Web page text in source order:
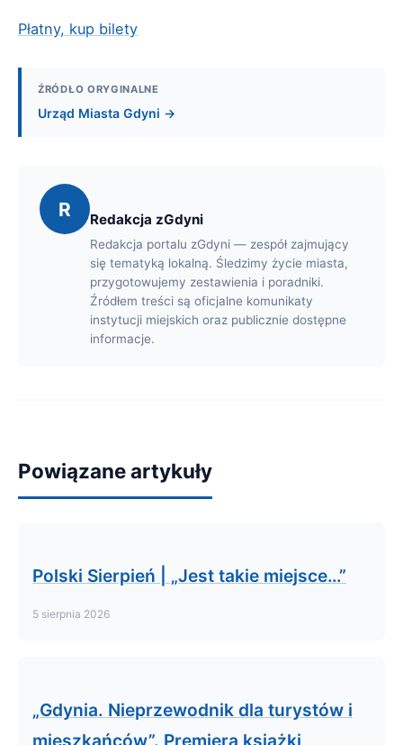
Płatny, kup bilety
ŹRÓDŁO ORYGINALNE
Urząd Miasta Gdyni →
R Redakcja zGdyni
Redakcja portalu zGdyni — zespół zajmujący
się tematyką lokalną. Śledzimy życie miasta,
przygotowujemy zestawienia i poradniki.
Źródłem treści są oficjalne komunikaty
instytucji miejskich oraz publicznie dostępne
informacje.
Powiązane artykuły
Polski Sierpień | „Jest takie miejsce…”
5 sierpnia 2026
„Gdynia. Nieprzewodnik dla turystów i
mieszkańców”. Premiera książki